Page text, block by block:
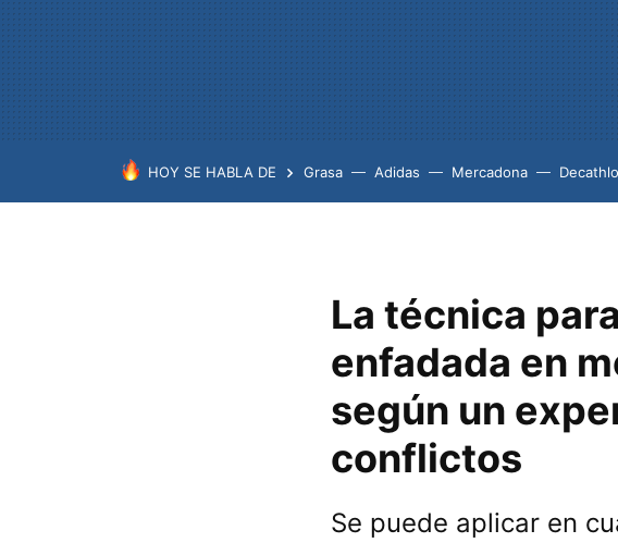
HOY SE HABLA DE Grasa Adidas Mercadona
La técnica
enfadada en
según un
conflictos
Se puede aplicar en